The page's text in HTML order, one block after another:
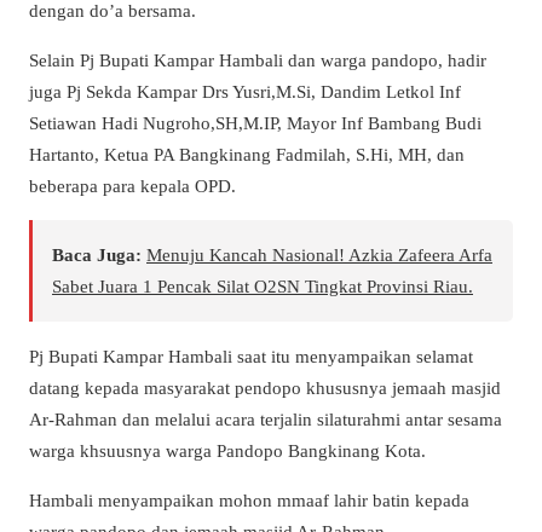
dengan do’a bersama.
Selain Pj Bupati Kampar Hambali dan warga pandopo, hadir
juga Pj Sekda Kampar Drs Yusri,M.Si, Dandim Letkol Inf
Setiawan Hadi Nugroho,SH,M.IP, Mayor Inf Bambang Budi
Hartanto, Ketua PA Bangkinang Fadmilah, S.Hi, MH, dan
beberapa para kepala OPD.
Baca Juga: Menuju Kancah Nasional! Azkia Zafeera Arfa
Sabet Juara 1 Pencak Silat O2SN Tingkat Provinsi Riau.
Pj Bupati Kampar Hambali saat itu menyampaikan selamat
datang kepada masyarakat pendopo khususnya jemaah masjid
Ar-Rahman dan melalui acara terjalin silaturahmi antar sesama
warga khsuusnya warga Pandopo Bangkinang Kota.
Hambali menyampaikan mohon mmaaf lahir batin kepada